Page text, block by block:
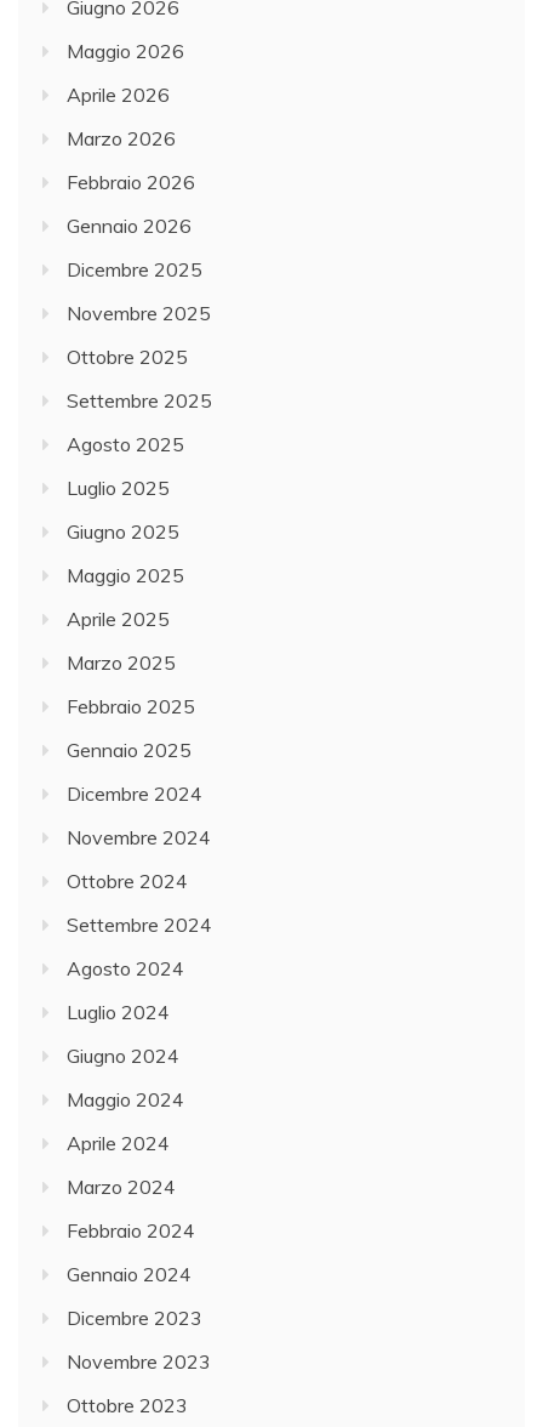
Giugno 2026
Maggio 2026
Aprile 2026
Marzo 2026
Febbraio 2026
Gennaio 2026
Dicembre 2025
Novembre 2025
Ottobre 2025
Settembre 2025
Agosto 2025
Luglio 2025
Giugno 2025
Maggio 2025
Aprile 2025
Marzo 2025
Febbraio 2025
Gennaio 2025
Dicembre 2024
Novembre 2024
Ottobre 2024
Settembre 2024
Agosto 2024
Luglio 2024
Giugno 2024
Maggio 2024
Aprile 2024
Marzo 2024
Febbraio 2024
Gennaio 2024
Dicembre 2023
Novembre 2023
Ottobre 2023